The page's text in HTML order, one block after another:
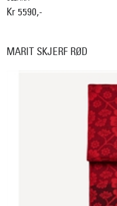
Kr 5590,-
MARIT SKJERF RØD